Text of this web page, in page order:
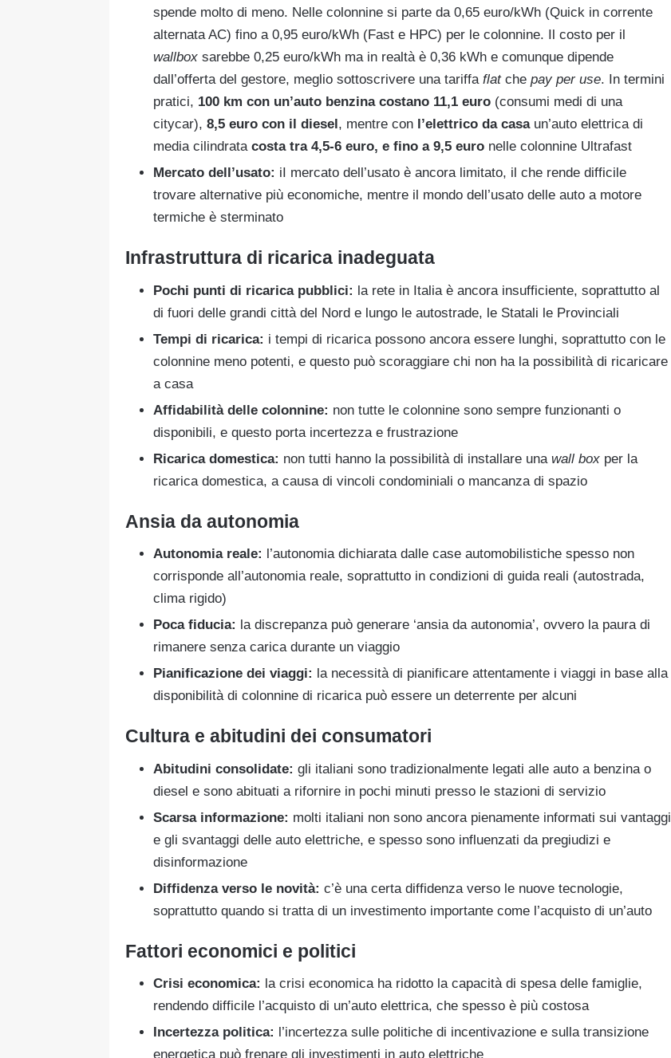
spende molto di meno. Nelle colonnine si parte da 0,65 euro/kWh (Quick in corrente
alternata AC) fino a 0,95 euro/kWh (Fast e HPC) per le colonnine. Il costo per il
wallbox sarebbe 0,25 euro/kWh ma in realtà è 0,36 kWh e comunque dipende
dall’offerta del gestore, meglio sottoscrivere una tariffa flatche pay per use. In termini
pratici, 100 km con un’auto benzina costano 11,1 euro (consumi medi di una
citycar), 8,5 euro con il diesel, mentre con l’elettrico da casa un’auto elettrica di
media cilindrata costa tra 4,5-6 euro, e fino a 9,5 euro nelle colonnine Ultrafast
Mercato dell’usato: iI mercato dell’usato è ancora limitato, il che rende difficile
trovare alternative più economiche, mentre il mondo dell’usato delle auto a motore
termiche è sterminato
Infrastruttura di ricarica inadeguata
Pochi punti di ricarica pubblici: la rete in Italia è ancora insufficiente, soprattutto al
di fuori delle grandi città del Nord e lungo le autostrade, le Statali le Provinciali
Tempi di ricarica: i tempi di ricarica possono ancora essere lunghi, soprattutto con le
colonnine meno potenti, e questo può scoraggiare chi non ha la possibilità di ricaricare
a casa
Affidabilità delle colonnine: non tutte le colonnine sono sempre funzionanti o
disponibili, e questo porta incertezza e frustrazione
Ricarica domestica: non tutti hanno la possibilità di installare una wall box per la
ricarica domestica, a causa di vincoli condominiali o mancanza di spazio
Ansia da autonomia
Autonomia reale: l’autonomia dichiarata dalle case automobilistiche spesso non
corrisponde all’autonomia reale, soprattutto in condizioni di guida reali (autostrada,
clima rigido)
Poca fiducia: la discrepanza può generare ‘ansia da autonomia’, ovvero la paura di
rimanere senza carica durante un viaggio
Pianificazione dei viaggi: la necessità di pianificare attentamente i viaggi in base alla
disponibilità di colonnine di ricarica può essere un deterrente per alcuni
Cultura e abitudini dei consumatori
Abitudini consolidate: gli italiani sono tradizionalmente legati alle auto a benzina o
diesel e sono abituati a rifornire in pochi minuti presso le stazioni di servizio
Scarsa informazione: molti italiani non sono ancora pienamente informati sui vantaggi
e gli svantaggi delle auto elettriche, e spesso sono influenzati da pregiudizi e
disinformazione
Diffidenza verso le novità: c’è una certa diffidenza verso le nuove tecnologie,
soprattutto quando si tratta di un investimento importante come l’acquisto di un’auto
Fattori economici e politici
Crisi economica: la crisi economica ha ridotto la capacità di spesa delle famiglie,
rendendo difficile l’acquisto di un’auto elettrica, che spesso è più costosa
Incertezza politica: l’incertezza sulle politiche di incentivazione e sulla transizione
energetica può frenare gli investimenti in auto elettriche